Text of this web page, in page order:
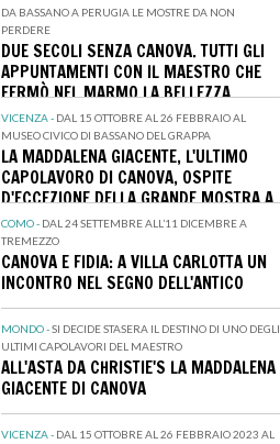
DA BASSANO A PERUGIA LE MOSTRE DA NON
PERDERE
DUE SECOLI SENZA CANOVA. TUTTI GLI
APPUNTAMENTI CON IL MAESTRO CHE
FERMÒ NEL MARMO LA BELLEZZA
VICENZA - DAL 15 OTTOBRE AL 26 FEBBRAIO AL
MUSEO CIVICO DI BASSANO DEL GRAPPA
LA MADDALENA GIACENTE, L'ULTIMO
CAPOLAVORO DI CANOVA, OSPITE
D'ECCEZIONE DELLA GRANDE MOSTRA A
BASSANO DEDICATA AL MAESTRO
COMO - DAL 24 SETTEMBRE ALL’11 DICEMBRE A
TREMEZZO
CANOVA E FIDIA: A VILLA CARLOTTA UN
INCONTRO NEL SEGNO DELL'ANTICO
MONDO -SI DECIDE STASERA IL DESTINO DI UNO DEGLI
ULTIMI CAPOLAVORI DEL MAESTRO
ALL'ASTA DA CHRISTIE'S LA MADDALENA
GIACENTE DI CANOVA
VICENZA - DAL 15 OTTOBRE AL 26 FEBBRAIO 2023 AL